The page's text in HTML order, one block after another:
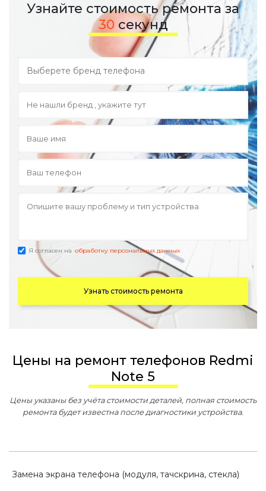
Узнайте стоимость ремонта за
30 секунд
Я согласен на обработку персональных данных
Узнать стоимость ремонта
Цены на ремонт телефонов Redmi
Note 5
Цены указаны без учёта стоимости деталей, полная стоимость
ремонта будет известна после диагностики устройства.
Замена экрана телефона (модуля, тачскрина, стекла)